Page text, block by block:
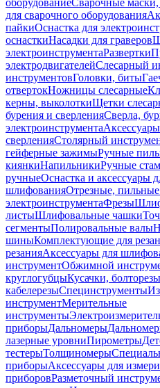
оборудованиеСварочные маски,
для сварочного оборудования
пайкиОснастка для
оснасткиНасадки для граверов
электроинструментаРазвертки
электродвигателейСлесарный
инструментовГоловки, биты
отвертокНожницы слесарные
керны, выколоткиЩетки
бурения и сверленияСверла,
электроинструмента
сверленияСтолярный
гейферные зажимыРучные
киянкиНапильникиРучные
ручныеОснастка и аксессуары
шлифованияОтрезные,
электроинструментаФрезы
листыШлифовальные чашки
сегментыПолировальные валы
шиныКомплектующие для
резанияАксессуары для
инструментОбжимной
круглогубцыКусачки,
кабелерезыСпецинструменты
инструментМерительные
инструменты
приборыДальномеры
лазерные уровниПирометры
тестерыТолщиномеры
приборыАксессуары для
приборовРазметочный